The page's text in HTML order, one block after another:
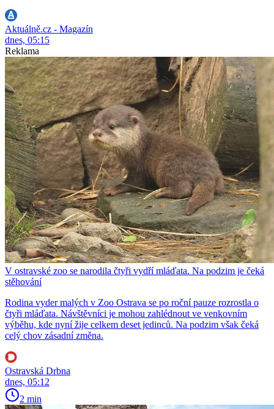
Aktuálně.cz - Magazín
dnes, 05:15
Reklama
V ostravské zoo se narodila čtyři vydří mláďata. Na podzim je čeká
stěhování
Rodina vyder malých v Zoo Ostrava se po roční pauze rozrostla o
čtyři mláďata. Návštěvníci je mohou zahlédnout ve venkovním
výběhu, kde nyní žije celkem deset jedinců. Na podzim však čeká
celý chov zásadní změna.
Ostravská Drbna
dnes, 05:12
2 min